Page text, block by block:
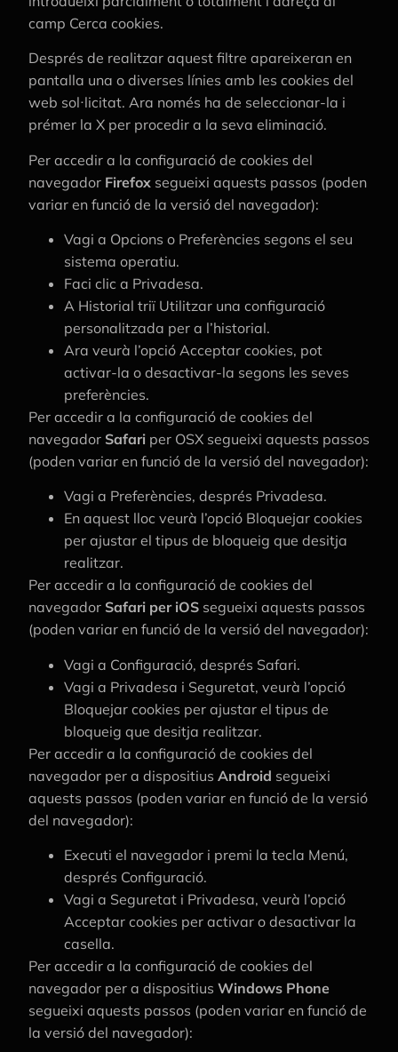
camp Cerca cookies.
Després de realitzar aquest filtre apareixeran en
pantalla una o diverses línies amb les cookies del
web sol·licitat. Ara només ha de seleccionar-la i
prémer la X per procedir a la seva eliminació.
Per accedir a la configuració de cookies del
navegador Firefox segueixi aquests passos (poden
variar en funció de la versió del navegador):
Vagi a Opcions o Preferències segons el seu
sistema operatiu.
Faci clic a Privadesa.
A Historial triï Utilitzar una configuració
personalitzada per a l’historial.
Ara veurà l’opció Acceptar cookies, pot
activar-la o desactivar-la segons les seves
preferències.
Per accedir a la configuració de cookies del
navegador Safari per OSX segueixi aquests passos
(poden variar en funció de la versió del navegador):
Vagi a Preferències, després Privadesa.
En aquest lloc veurà l’opció Bloquejar cookies
per ajustar el tipus de bloqueig que desitja
realitzar.
Per accedir a la configuració de cookies del
navegador Safari per iOS segueixi aquests passos
(poden variar en funció de la versió del navegador):
Vagi a Configuració, després Safari.
Vagi a Privadesa i Seguretat, veurà l’opció
Bloquejar cookies per ajustar el tipus de
bloqueig que desitja realitzar.
Per accedir a la configuració de cookies del
navegador per a dispositius Android segueixi
aquests passos (poden variar en funció de la versió
del navegador):
Executi el navegador i premi la tecla Menú,
després Configuració.
Vagi a Seguretat i Privadesa, veurà l’opció
Acceptar cookies per activar o desactivar la
casella.
Per accedir a la configuració de cookies del
navegador per a dispositius Windows Phone
segueixi aquests passos (poden variar en funció de
la versió del navegador):